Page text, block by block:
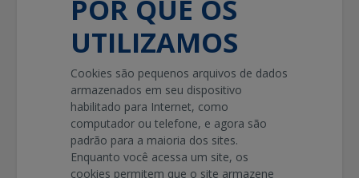
POR QUE OS
UTILIZAMOS
Cookies são pequenos arquivos de dados
armazenados em seu dispositivo
habilitado para Internet, como
computador ou telefone, e agora são
padrão para a maioria dos sites.
Enquanto você acessa um site, os
cookies permitem que o site armazene